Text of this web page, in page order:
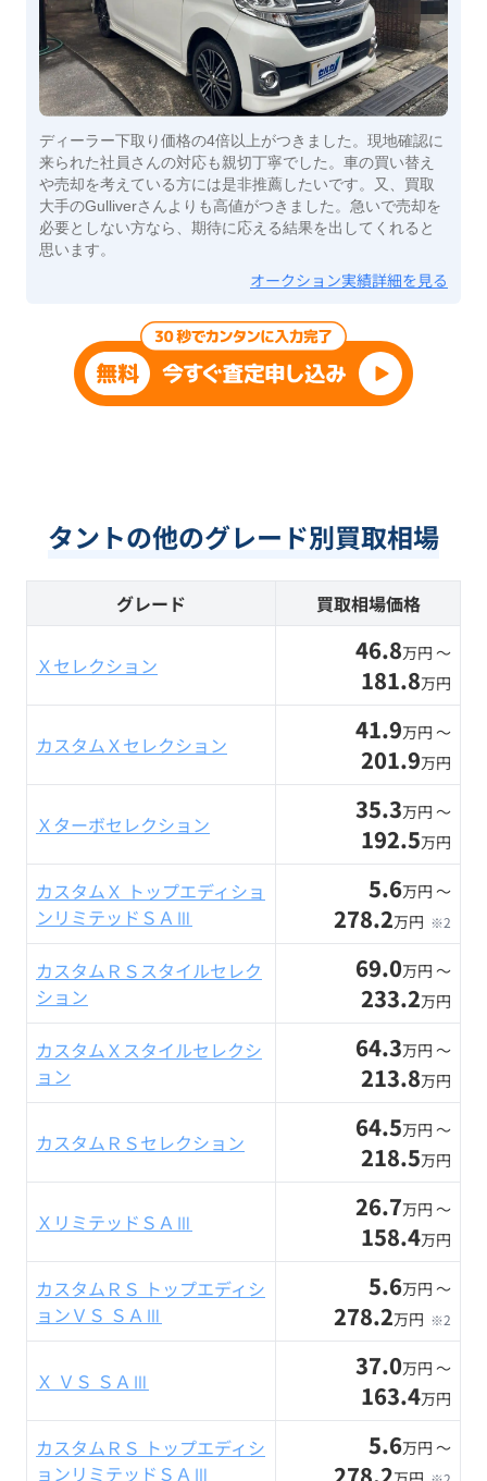
ディーラー下取り価格の4倍以上がつきました。現地確認に
来られた社員さんの対応も親切丁寧でした。車の買い替え
や売却を考えている方には是非推薦したいです。又、買取
大手のGulliverさんよりも高値がつきました。急いで売却を
必要としない方なら、期待に応える結果を出してくれると
思います。
オークション実績詳細を見る
タントの他のグレード別買取相場
グレード 買取相場価格
Ｘセレクション 46.8万円 〜
181.8万円
カスタムＸセレクション 41.9万円 〜
201.9万円
Ｘターボセレクション 35.3万円 〜
192.5万円
カスタムＸ トップエディショ
ンリミテッドＳＡⅢ
5.6万円 〜
278.2万円 ※2
カスタムＲＳスタイルセレク
ション
69.0万円 〜
233.2万円
カスタムＸスタイルセレクシ
ョン
64.3万円 〜
213.8万円
カスタムＲＳセレクション 64.5万円 〜
218.5万円
ＸリミテッドＳＡⅢ 26.7万円 〜
158.4万円
カスタムＲＳ トップエディシ
ョンＶＳ ＳＡⅢ
5.6万円 〜
278.2万円 ※2
Ｘ ＶＳ ＳＡⅢ 37.0万円 〜
163.4万円
カスタムＲＳ トップエディシ
ョンリミテッドＳＡⅢ
5.6万円 〜
278.2